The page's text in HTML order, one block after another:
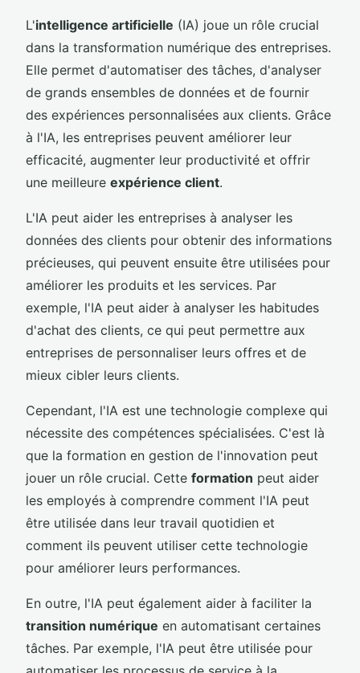
L'intelligence artificielle (IA) joue un rôle crucial
dans la transformation numérique des entreprises.
Elle permet d'automatiser des tâches, d'analyser
de grands ensembles de données et de fournir
des expériences personnalisées aux clients. Grâce
à l'IA, les entreprises peuvent améliorer leur
efficacité, augmenter leur productivité et offrir
une meilleure expérience client.
L'IA peut aider les entreprises à analyser les
données des clients pour obtenir des informations
précieuses, qui peuvent ensuite être utilisées pour
améliorer les produits et les services. Par
exemple, l'IA peut aider à analyser les habitudes
d'achat des clients, ce qui peut permettre aux
entreprises de personnaliser leurs offres et de
mieux cibler leurs clients.
Cependant, l'IA est une technologie complexe qui
nécessite des compétences spécialisées. C'est là
que la formation en gestion de l'innovation peut
jouer un rôle crucial. Cette formation peut aider
les employés à comprendre comment l'IA peut
être utilisée dans leur travail quotidien et
comment ils peuvent utiliser cette technologie
pour améliorer leurs performances.
En outre, l'IA peut également aider à faciliter la
transition numérique en automatisant certaines
tâches. Par exemple, l'IA peut être utilisée pour